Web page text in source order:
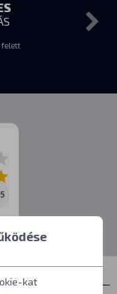
felett
kat